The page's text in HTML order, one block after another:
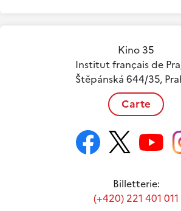
Kino 35
Institut français de
Štěpánská 644/35,
Carte
Billetterie:
(+420) 221 401 011